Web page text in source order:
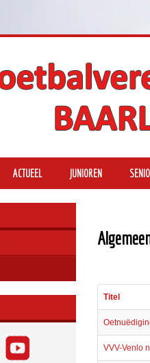
ACTUEEL JUNIOREN
Titel
VVV-Venlo